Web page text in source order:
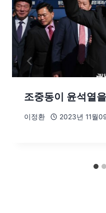
조중동이 윤석열
이정환 2023년 11월